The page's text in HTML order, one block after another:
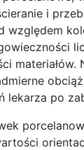
i
względem
lekarza po